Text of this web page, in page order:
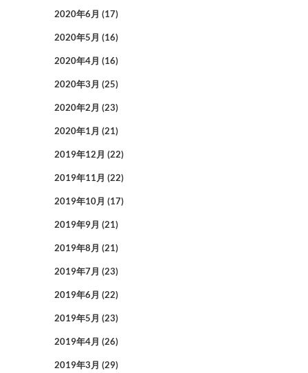
2020年6月 (17)
2020年5月 (16)
2020年4月 (16)
2020年3月 (25)
2020年2月 (23)
2020年1月 (21)
2019年12月 (22)
2019年11月 (22)
2019年10月 (17)
2019年9月 (21)
2019年8月 (21)
2019年7月 (23)
2019年6月 (22)
2019年5月 (23)
2019年4月 (26)
2019年3月 (29)